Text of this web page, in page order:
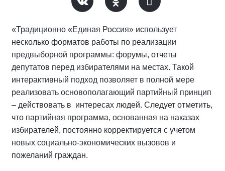
«Традиционно «Единая Россия» использует
несколько форматов работы по реализации
предвыборной программы: форумы, отчеты
депутатов перед избирателями на местах. Такой
интерактивный подход позволяет в полной мере
реализовать основополагающий партийный принцип
– действовать в интересах людей. Следует отметить,
что партийная программа, основанная на наказах
избирателей, постоянно корректируется с учетом
новых социально-экономических вызовов и
пожеланий граждан.